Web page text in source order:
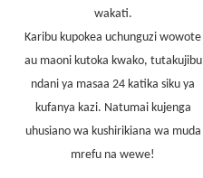
wakati.
Karibu kupokea uchunguzi wowote
au maoni kutoka kwako, tutakujibu
ndani ya masaa 24 katika siku ya
kufanya kazi. Natumai kujenga
uhusiano wa kushirikiana wa muda
mrefu na wewe!